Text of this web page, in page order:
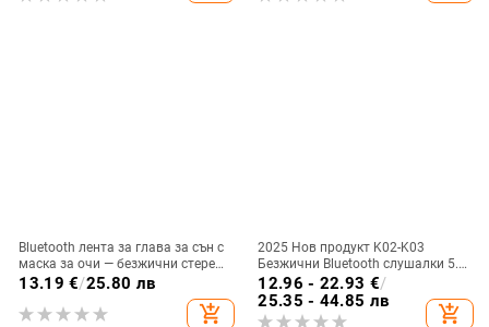
Bluetooth лента за глава за сън с
маска за очи — безжични стерео
слушалки, Bluetooth 5.4, обхват
разговори и музика
13.19 €/25.80 лв
add_shopping_cart
2025 Нов продукт K02-K03
Безжични Bluetooth слушалки 5.5
Монтирани за уши Бинаурални
стерео M76 Експорт Горещ модел
Ows
12.96 - 22.93 €/
25.35 - 44.85 лв
add_shopping_cart